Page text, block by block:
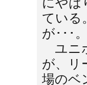
ている
が･･･
ユニ
が、リ
場のベ